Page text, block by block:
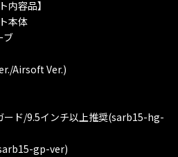
内容品】
本体
ブ
Airsoft Ver.)
ード/9.5インチ以上推奨(sarb15-hg-
gp-ver)